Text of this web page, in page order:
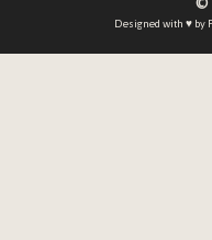
Designed with ♥︎ by